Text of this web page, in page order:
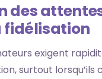
des
fidélisation
exigent
surtout lorsqu’ils